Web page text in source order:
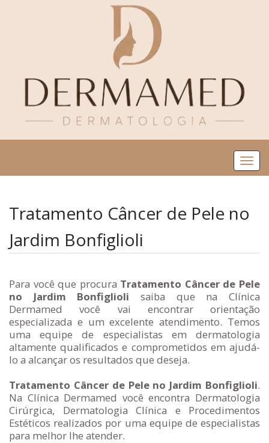
Tratamento Câncer de Pele no
Jardim Bonfiglioli
Para você que procura Tratamento Câncer de Pele
no Jardim Bonfiglioli saiba que na Clínica
Dermamed você vai encontrar orientação
especializada e um excelente atendimento. Temos
uma equipe de especialistas em dermatologia
altamente qualificados e comprometidos em ajudá-
lo a alcançar os resultados que deseja.
Tratamento Câncer de Pele no Jardim Bonfiglioli.
Na Clínica Dermamed você encontra Dermatologia
Cirúrgica, Dermatologia Clínica e Procedimentos
Estéticos realizados por uma equipe de especialistas
para melhor lhe atender.